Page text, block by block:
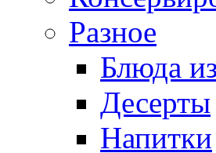
Разное
Блюда
Десерты
Напитки